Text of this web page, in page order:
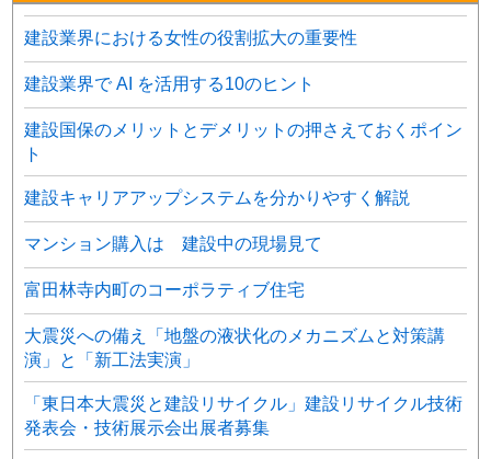
建設業界における女性の役割拡大の重要性
建設業界で AI を活用する10のヒント
建設国保のメリットとデメリットの押さえておくポイン
ト
建設キャリアアップシステムを分かりやすく解説
マンション購入は 建設中の現場見て
富田林寺内町のコーポラティブ住宅
大震災への備え「地盤の液状化のメカニズムと対策講
演」と「新工法実演」
「東日本大震災と建設リサイクル」建設リサイクル技術
発表会・技術展示会出展者募集